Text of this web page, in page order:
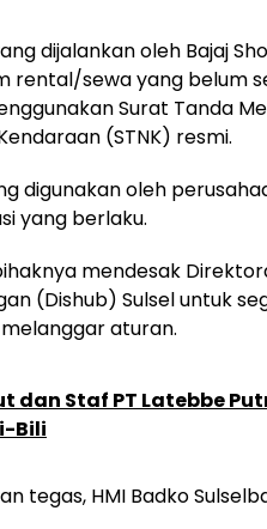
dijalankan oleh Bajaj
rental/sewa yang belum
Surat Tanda
(STNK) resmi.
digunakan oleh
yang berlaku.
mendesak
(Dishub) Sulsel untuk
aturan.
dan Staf PT Latebbe
Bili
tegas, HMI Badko